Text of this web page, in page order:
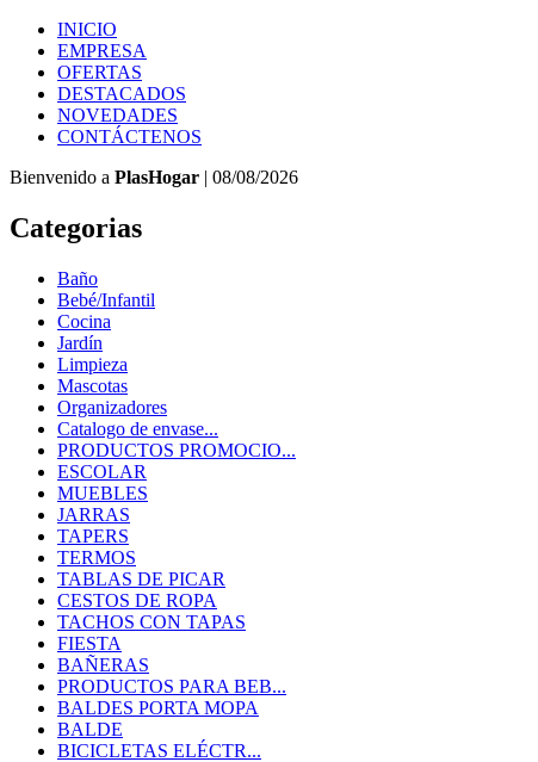
INICIO
EMPRESA
OFERTAS
DESTACADOS
NOVEDADES
CONTÁCTENOS
Bienvenido a PlasHogar | 08/08/2026
Categorias
Baño
Bebé/Infantil
Cocina
Jardín
Limpieza
Mascotas
Organizadores
Catalogo de envase...
PRODUCTOS PROMOCIO...
ESCOLAR
MUEBLES
JARRAS
TAPERS
TERMOS
TABLAS DE PICAR
CESTOS DE ROPA
TACHOS CON TAPAS
FIESTA
BAÑERAS
PRODUCTOS PARA BEB...
BALDES PORTA MOPA
BALDE
BICICLETAS ELÉCTR...